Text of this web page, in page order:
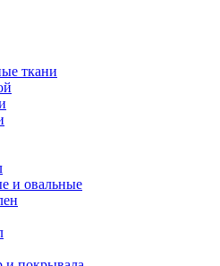
ткани
и овальные